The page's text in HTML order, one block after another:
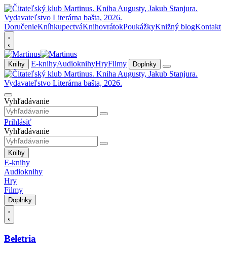
DoručenieKníhkupectváKnihovrátokPoukážkyKnižný blogKontakt
Knihy E-knihyAudioknihyHryFilmy Doplnky
Vyhľadávanie
Prihlásiť
Vyhľadávanie
Knihy
E-knihy
Audioknihy
Hry
Filmy
Doplnky
Beletria